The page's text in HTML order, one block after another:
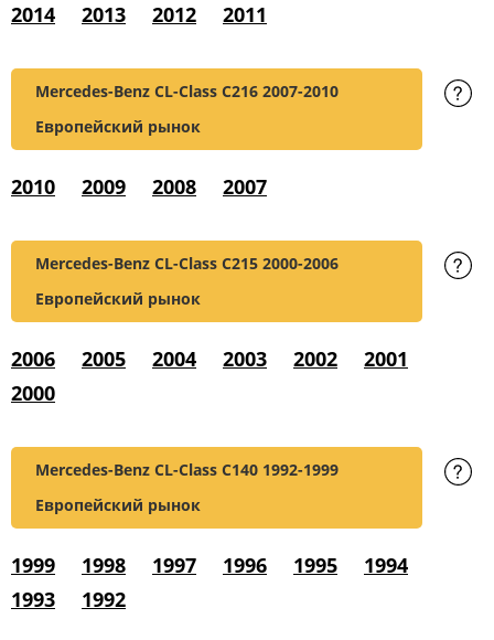
2014 2013 2012 2011
Mercedes-Benz CL-Class C216 2007-2010
Европейский рынок
2010 2009 2008 2007
Mercedes-Benz CL-Class C215 2000-2006
Европейский рынок
2006 2005 2004 2003 2002
2001
2000
Mercedes-Benz CL-Class C140 1992-1999
Европейский рынок
1999 1998 1997 1996 1995
1994
1993
1992